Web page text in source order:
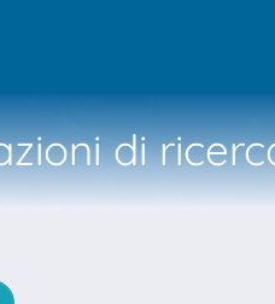
di